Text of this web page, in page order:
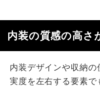
内装の質感の高さ
内装デザインや収納
実度を左右する要素